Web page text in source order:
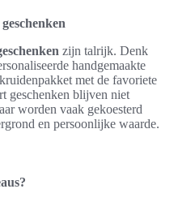
zijn talrijk. Denk
handgemaakte
met de favoriete
geschenken blijven niet
worden vaak gekoesterd
en persoonlijke waarde.